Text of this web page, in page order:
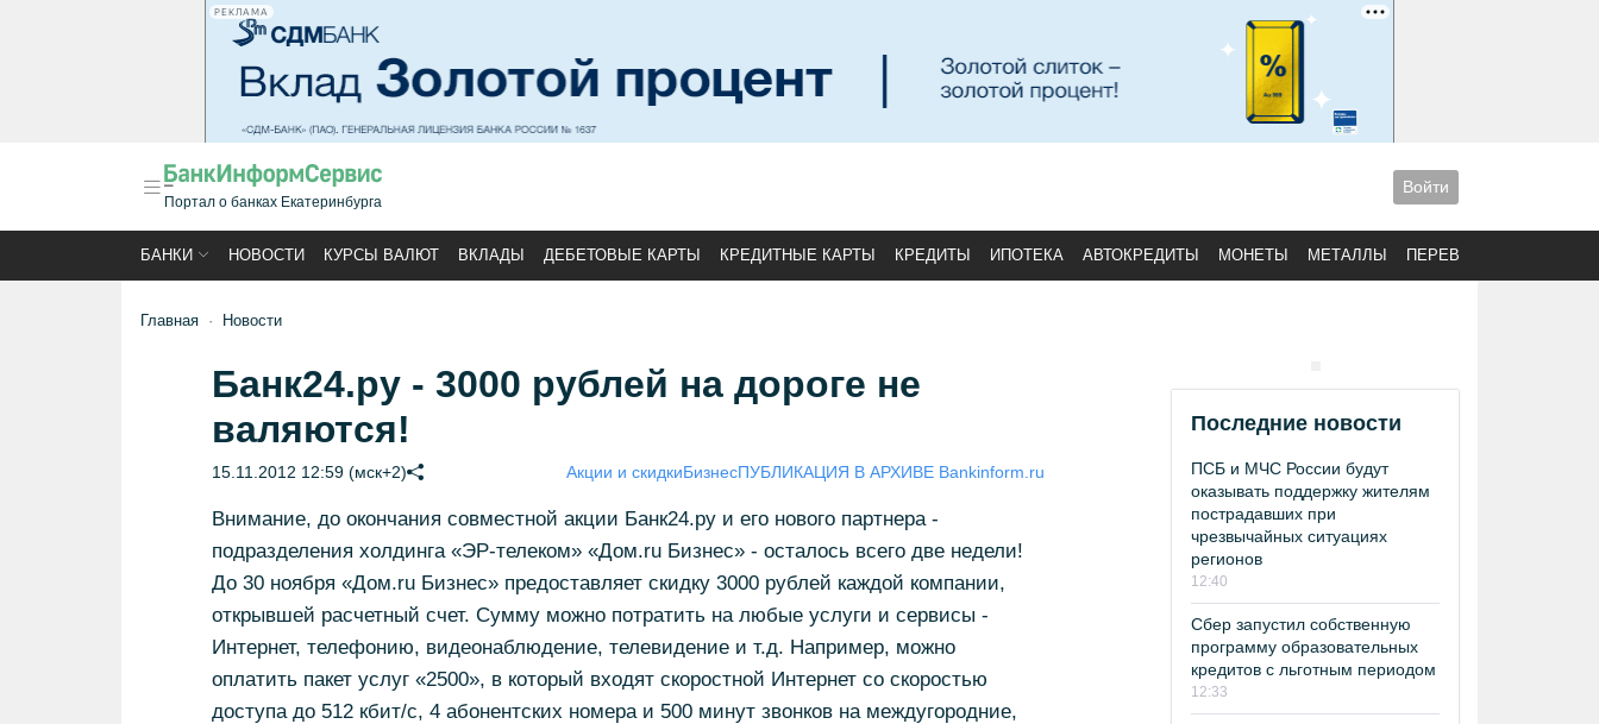
РЕКЛАМА
Портал о банках Екатеринбурга
Войти
БАНКИ НОВОСТИ КУРСЫ ВАЛЮТ ВКЛАДЫ ДЕБЕТОВЫЕ КАРТЫ КРЕДИТНЫЕ КАРТЫ КРЕДИТЫ ИПОТЕКА АВТОКРЕДИТЫ МОНЕТЫ МЕТАЛЛЫ ПЕРЕВОДЫ
Главная Новости
Банк24.ру - 3000 рублей на дороге не
валяются!
15.11.2012 12:59 (мск+2) Акции и скидкиБизнесПУБЛИКАЦИЯ В АРХИВЕ Bankinform.ru
Внимание, до окончания совместной акции Банк24.ру и его нового партнера -
подразделения холдинга «ЭР-телеком» «Дом.ru Бизнес» - осталось всего две недели!
До 30 ноября «Дом.ru Бизнес» предоставляет скидку 3000 рублей каждой компании,
открывшей расчетный счет. Сумму можно потратить на любые услуги и сервисы -
Интернет, телефонию, видеонаблюдение, телевидение и т.д. Например, можно
оплатить пакет услуг «2500», в который входят скоростной Интернет со скоростью
доступа до 512 кбит/с, 4 абонентских номера и 500 минут звонков на междугородние,
Последние новости
ПСБ и МЧС России будут
оказывать поддержку жителям
пострадавших при
чрезвычайных ситуациях
регионов
12:40
Сбер запустил собственную
программу образовательных
кредитов с льготным периодом
12:33